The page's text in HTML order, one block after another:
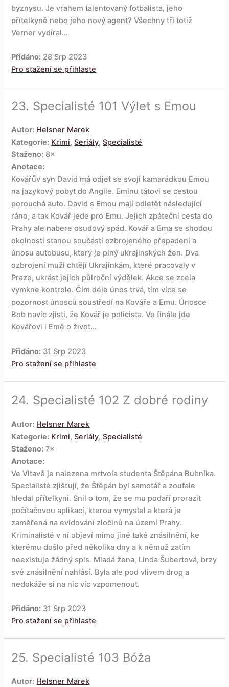
byznysu. Je vrahem talentovaný fotbalista, jeho
přítelkyně nebo jeho nový agent? Všechny tři totiž
Verner vydíral...
Přidáno: 28 Srp 2023
Pro stažení se přihlaste
23. Specialisté 101 Výlet s Emou
Autor: Helsner Marek
Kategorie: Krimi,Seriály,Specialisté
Staženo: 8×
Anotace:
Kovářův syn David má odjet se svojí kamarádkou Emou
na jazykový pobyt do Anglie. Eminu tátovi se cestou
porouchá auto. David s Emou mají odletět následující
ráno, a tak Kovář jede pro Emu. Jejich zpáteční cesta do
Prahy ale nabere osudový spád. Kovář a Ema se shodou
okolností stanou součástí ozbrojeného přepadení a
únosu autobusu, který je plný ukrajinských žen. Dva
ozbrojení muži chtějí Ukrajinkám, které pracovaly v
Praze, ukrást jejich půlroční výdělek. Akce se zcela
vymkne kontrole. Čím déle únos trvá, tím více se
pozornost únosců soustředí na Kováře a Emu. Únosce
Bob navíc zjistí, že Kovář je policista. Ve finále jde
Kovářovi i Emě o život...
Přidáno: 31 Srp 2023
Pro stažení se přihlaste
24. Specialisté 102 Z dobré rodiny
Autor: Helsner Marek
Kategorie: Krimi,Seriály,Specialisté
Staženo: 7×
Anotace:
Ve Vltavě je nalezena mrtvola studenta Štěpána Bubníka.
Specialisté zjišťují, že Štěpán byl samotář a zoufale
hledal přítelkyni. Snil o tom, že se mu podaří prorazit
počítačovou aplikací, kterou vymyslel a která je
zaměřená na evidování zločinů na území Prahy.
Kriminalisté v ní objeví mimo jiné také znásilnění, ke
kterému došlo před několika dny a k němuž zatím
neexistuje žádný spis. Mladá žena, Linda Šubertová, brzy
své znásilnění nahlásí. Byla ale pod vlivem drog a
nedokáže si na nic víc vzpomenout.
Přidáno: 31 Srp 2023
Pro stažení se přihlaste
25. Specialisté 103 Bóža
Autor: Helsner Marek